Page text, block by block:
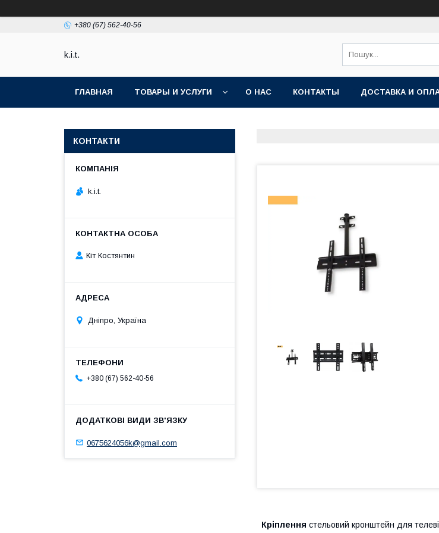
+380 (67) 562-40-56
k.i.t.
ГЛАВНАЯ ТОВАРЫ И УСЛУГИ О НАС КОНТАКТЫ ДОСТАВКА И
Кріплення стельовий кронштейн для
КОНТАКТИ
k.i.t.
Кіт Костянтин
Дніпро, Україна
+380 (67) 562-40-56
0675624056k@gmail.com